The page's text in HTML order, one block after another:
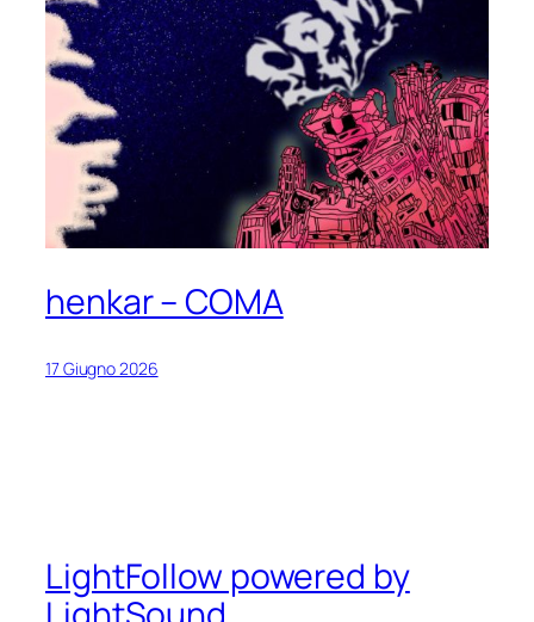
henkar – COMA
17 Giugno 2026
LightFollow powered by